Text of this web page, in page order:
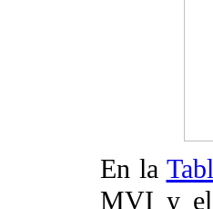
En la
MVI y el